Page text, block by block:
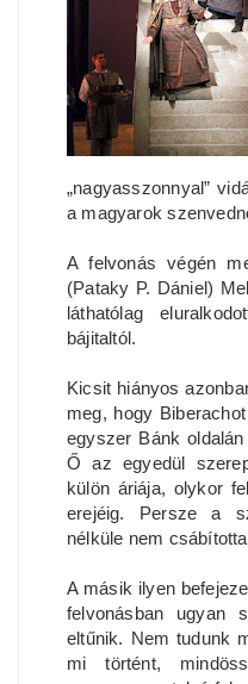
„nagyasszonnyal”
a magyarok
A felvonás végén
(Pataky P. Dániel)
láthatólag
bájitaltól.
Kicsit hiányos
meg, hogy
egyszer Bánk
Ő az egyedül
külön áriája, olykor
erejéig. Persze a
nélküle nem
A másik ilyen
felvonásban ugyan
eltűnik. Nem tudunk
mi történt,